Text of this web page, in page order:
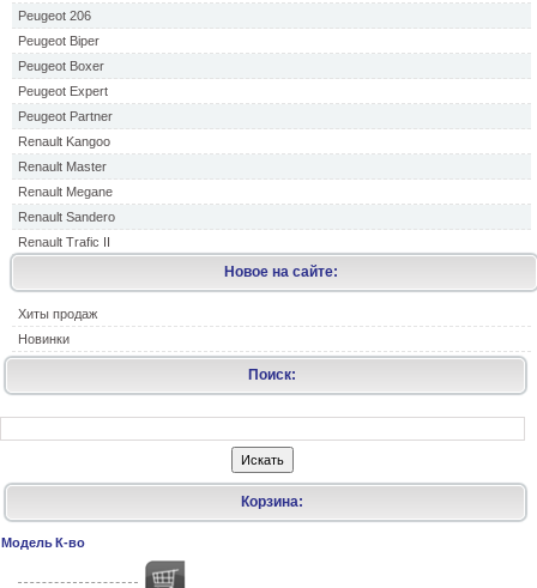
Peugeot 206
Peugeot Biper
Peugeot Boxer
Peugeot Expert
Peugeot Partner
Renault Kangoo
Renault Master
Renault Megane
Renault Sandero
Renault Trafic II
Новое на сайте:
Хиты продаж
Новинки
Поиск:
Корзина:
Модель К-во